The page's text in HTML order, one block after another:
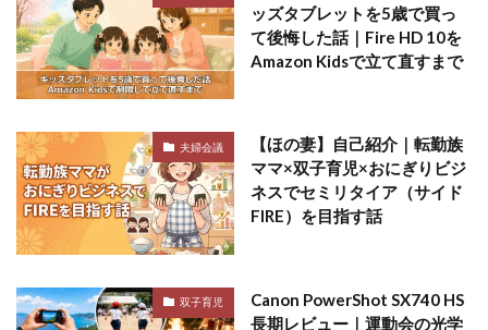
ッズタブレットを5歳で買っ
て後悔した話｜Fire HD 10を
Amazon Kidsで立て直すまで
夫婦会議
【ほの妻】自己紹介｜転勤族
ママ×双子育児×おにぎりビジ
ネスでセミリタイア（サイド
FIRE）を目指す話
双子育児
Canon PowerShot SX740 HS
長期レビュー｜運動会の光学